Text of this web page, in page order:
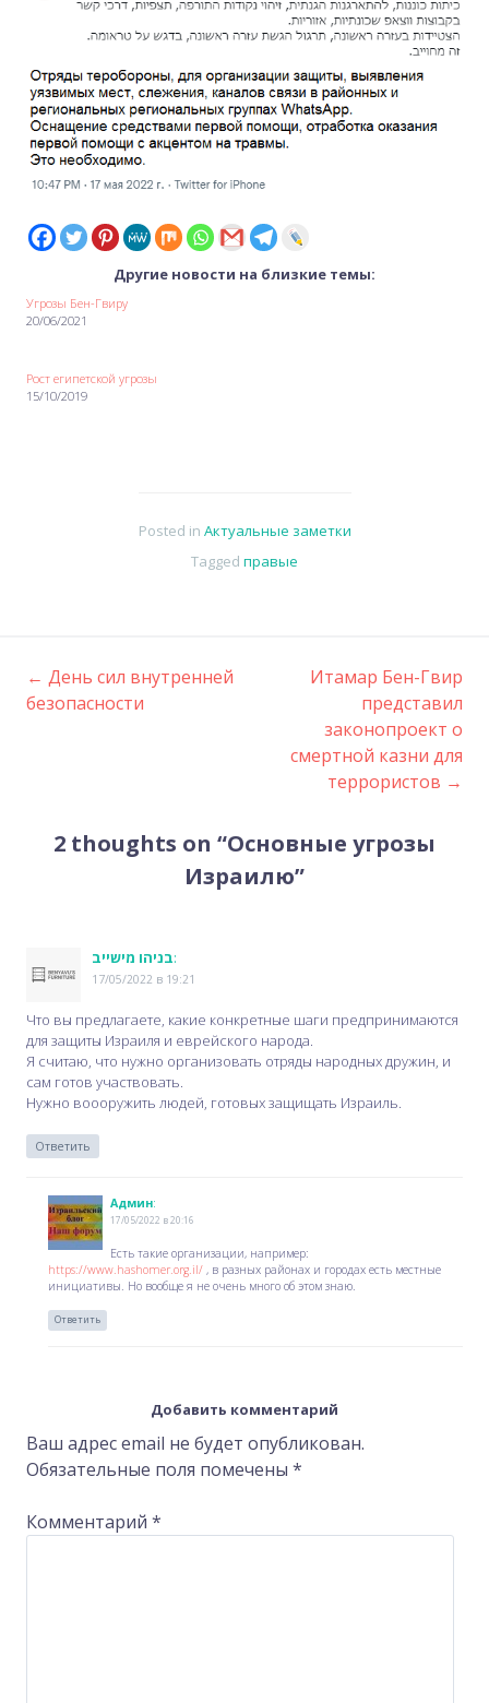
Другие новости на близкие темы:
Угрозы Бен-Гвиру
20/06/2021
Рост египетской угрозы
15/10/2019
Posted in Актуальные заметки
Tagged правые
Post
← День сил внутренней
безопасности
Итамар Бен-Гвир
представил
законопроект о
смертной казни для
террористов →
2 thoughts on “Основные угрозы
Израилю”
בניהו מישייב:
17/05/2022 в 19:21
Что вы предлагаете, какие конкретные шаги предпринимаются
для защиты Израиля и еврейского народа.
Я считаю, что нужно организовать отряды народных дружин, и
сам готов участвовать.
Нужно воооружить людей, готовых защищать Израиль.
Ответить
Админ:
17/05/2022 в 20:16
Есть такие организации, например:
https://www.hashomer.org.il/, в разных районах и городах есть местные
инициативы. Но вообще я не очень много об этом знаю.
Ответить
Добавить комментарий
Ваш адрес email не будет опубликован.
Обязательные поля помечены *
Комментарий *